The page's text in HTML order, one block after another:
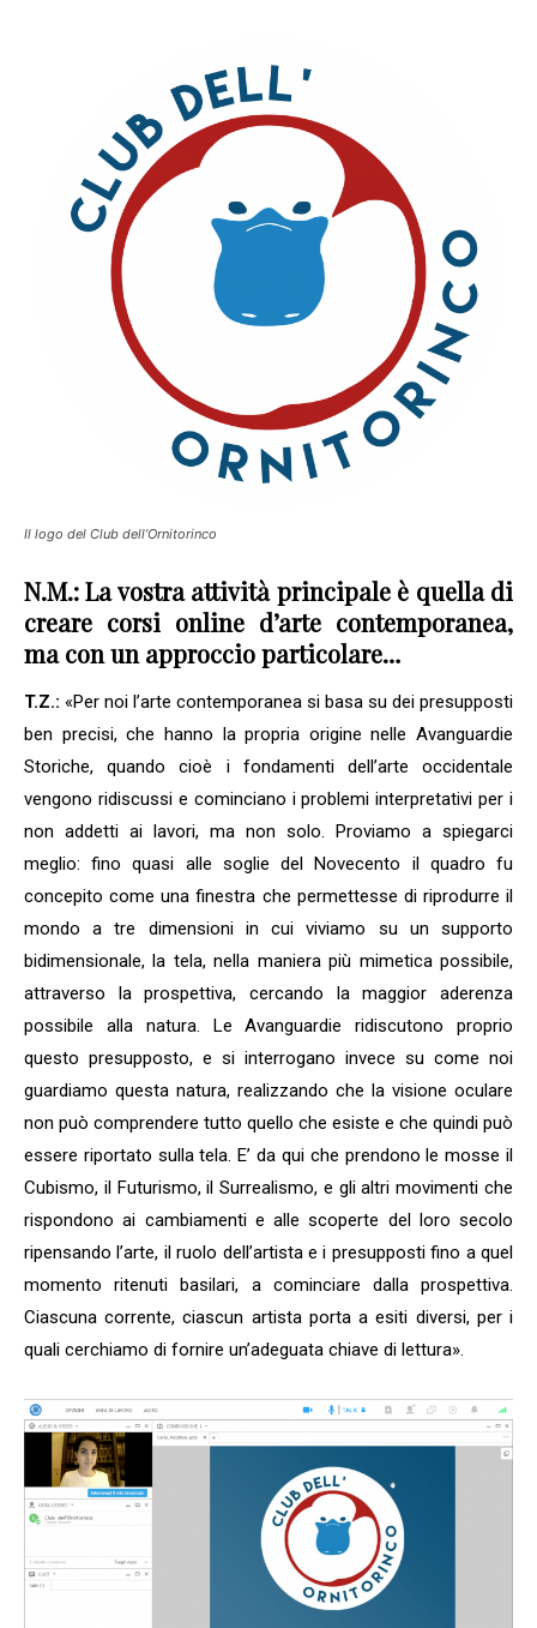
Il logo del Club dell’Ornitorinco
N.M.: La vostra attività principale è quella di
creare corsi online d’arte contemporanea,
ma con un approccio particolare…
T.Z.: «Per noi l’arte contemporanea si basa su dei presupposti
ben precisi, che hanno la propria origine nelle Avanguardie
Storiche, quando cioè i fondamenti dell’arte occidentale
vengono ridiscussi e cominciano i problemi interpretativi per i
non addetti ai lavori, ma non solo. Proviamo a spiegarci
meglio: fino quasi alle soglie del Novecento il quadro fu
concepito come una finestra che permettesse di riprodurre il
mondo a tre dimensioni in cui viviamo su un supporto
bidimensionale, la tela, nella maniera più mimetica possibile,
attraverso la prospettiva, cercando la maggior aderenza
possibile alla natura. Le Avanguardie ridiscutono proprio
questo presupposto, e si interrogano invece su come noi
guardiamo questa natura, realizzando che la visione oculare
non può comprendere tutto quello che esiste e che quindi può
essere riportato sulla tela. E’ da qui che prendono le mosse il
Cubismo, il Futurismo, il Surrealismo, e gli altri movimenti che
rispondono ai cambiamenti e alle scoperte del loro secolo
ripensando l’arte, il ruolo dell’artista e i presupposti fino a quel
momento ritenuti basilari, a cominciare dalla prospettiva.
Ciascuna corrente, ciascun artista porta a esiti diversi, per i
quali cerchiamo di fornire un’adeguata chiave di lettura».